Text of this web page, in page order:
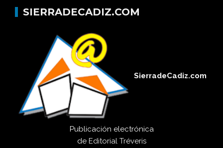
SIERRADECADIZ.COM
SierradeCadiz.com
Publicación electrónica
de Editorial Tréveris